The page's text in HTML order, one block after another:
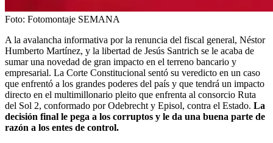
Foto: Fotomontaje SEMANA
A la avalancha informativa por la renuncia del fiscal general, Néstor
Humberto Martínez, y la libertad de Jesús Santrich se le acaba de
sumar una novedad de gran impacto en el terreno bancario y
empresarial. La Corte Constitucional sentó su veredicto en un caso
que enfrentó a los grandes poderes del país y que tendrá un impacto
directo en el multimillonario pleito que enfrenta al consorcio Ruta
del Sol 2, conformado por Odebrecht y Episol, contra el Estado. La
decisión final le pega a los corruptos y le da una buena parte de
razón a los entes de control.